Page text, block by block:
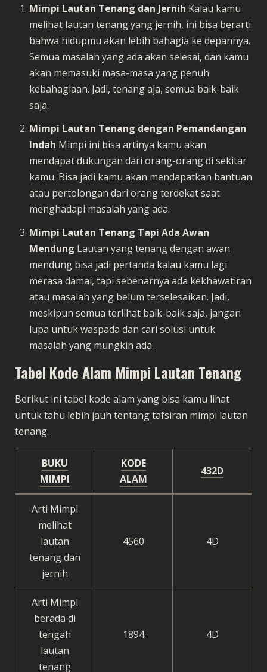
Mimpi Lautan Tenang dan Jernih Kalau kamu
melihat lautan tenang yang jernih, ini bisa berarti
bahwa hidupmu akan lebih bahagia ke depannya.
Semua masalah yang ada akan selesai, dan kamu
akan memasuki masa-masa yang penuh
kebahagiaan. Jadi, tenang aja, semua baik-baik
saja.
Mimpi Lautan Tenang dengan Pemandangan
Indah Mimpi ini bisa artinya kamu akan
mendapat dukungan dari orang-orang di sekitar
kamu. Bisa jadi kamu akan mendapatkan bantuan
atau pertolongan dari orang terdekat saat
menghadapi masalah yang ada.
Mimpi Lautan Tenang Tapi Ada Awan
Mendung Lautan yang tenang dengan awan
mendung bisa jadi pertanda kalau kamu lagi
merasa damai, tapi sebenarnya ada kekhawatiran
atau masalah yang belum terselesaikan. Jadi,
meskipun semua terlihat baik-baik saja, jangan
lupa untuk waspada dan cari solusi untuk
masalah yang mungkin ada.
Tabel Kode Alam Mimpi Lautan Tenang
Berikut ini tabel kode alam yang bisa kamu lihat
untuk tahu lebih jauh tentang tafsiran mimpi lautan
tenang.
BUKU
MIMPI
KODE
ALAM
432D
Arti Mimpi
melihat
lautan
tenang dan
jernih
4560 4D
Arti Mimpi
berada di
tengah
lautan
tenang
1894 4D